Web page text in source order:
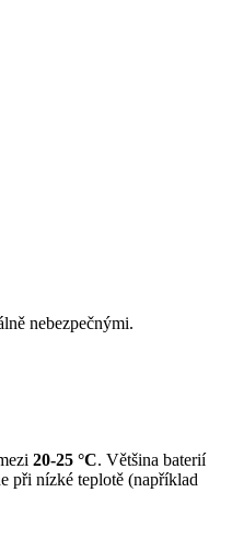
nebezpečnými.
20-25 °C. Většina baterií
při nízké teplotě (například